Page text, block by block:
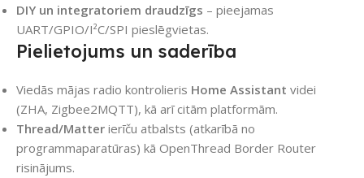
DIY un integratoriem draudzīgs – pieejamas
UART/GPIO/I²C/SPI pieslēgvietas.
Pielietojums un saderība
Viedās mājas radio kontrolieris Home Assistant videi
(ZHA, Zigbee2MQTT), kā arī citām platformām.
Thread/Matter ierīču atbalsts (atkarībā no
programmaparatūras) kā OpenThread Border Router
risinājums.